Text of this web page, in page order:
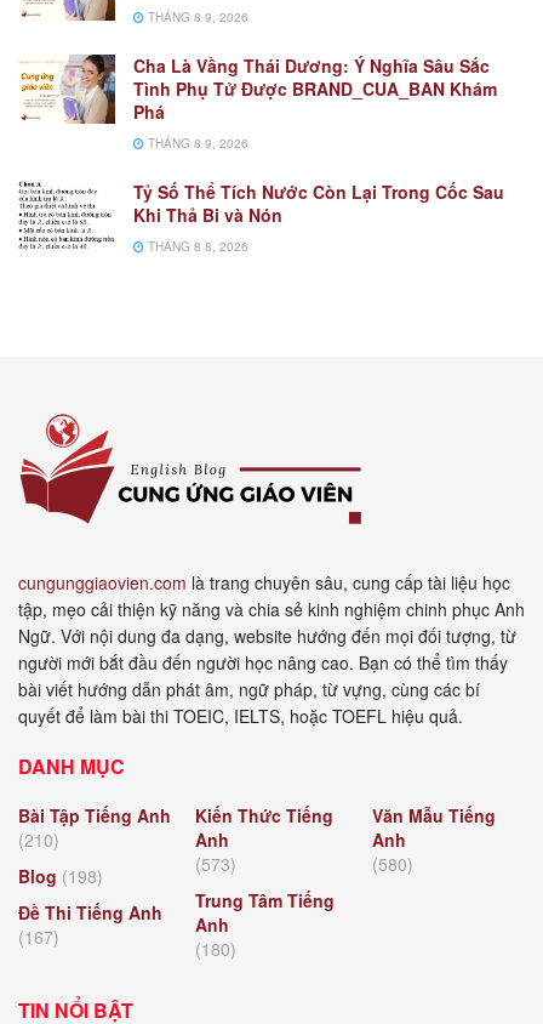
THÁNG 8 9, 2026
Cha Là Vầng Thái Dương: Ý Nghĩa Sâu Sắc
Tình Phụ Tử Được BRAND_CUA_BAN Khám
Phá
THÁNG 8 9, 2026
Tỷ Số Thể Tích Nước Còn Lại Trong Cốc Sau
Khi Thả Bi và Nón
THÁNG 8 8, 2026
cungunggiaovien.com là trang chuyên sâu, cung cấp tài liệu học
tập, mẹo cải thiện kỹ năng và chia sẻ kinh nghiệm chinh phục Anh
Ngữ. Với nội dung đa dạng, website hướng đến mọi đối tượng, từ
người mới bắt đầu đến người học nâng cao. Bạn có thể tìm thấy
bài viết hướng dẫn phát âm, ngữ pháp, từ vựng, cùng các bí
quyết để làm bài thi TOEIC, IELTS, hoặc TOEFL hiệu quả.
DANH MỤC
Bài Tập Tiếng Anh
(210)
Blog (198)
Đề Thi Tiếng Anh
(167)
Kiến Thức Tiếng
Anh
(573)
Trung Tâm Tiếng
Anh
(180)
Văn Mẫu Tiếng
Anh
(580)
TIN NỔI BẬT